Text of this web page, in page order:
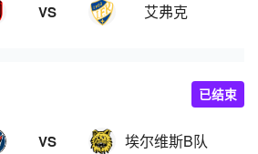
VS 艾弗克
VS 埃尔维斯B队
已结束